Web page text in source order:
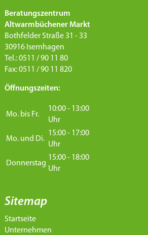
Beratungszentrum
Altwarmbüchener Markt
Bothfelder Straße 31 - 33
30916 Isernhagen
Tel.: 0511 / 90 11 80
Fax: 0511 / 90 11 820
Öffnungszeiten:
Mo. bis Fr.
10:00 - 13:00
Uhr
Mo. und Di.
15:00 - 17:00
Uhr
Donnerstag
15:00 - 18:00
Uhr
Sitemap
Startseite
Unternehmen